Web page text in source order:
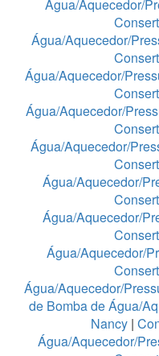
Água/Aquecedor/
Água/Aquecedor/
Água/Aquecedor/
Água/Aquecedor/
Água/Aquecedor/
Água/Aquecedor/
Água/Aquecedor/
Água/Aquecedor/
Água/Aquecedor/
de Bomba de Água/
Nancy |
Água/Aquecedor/